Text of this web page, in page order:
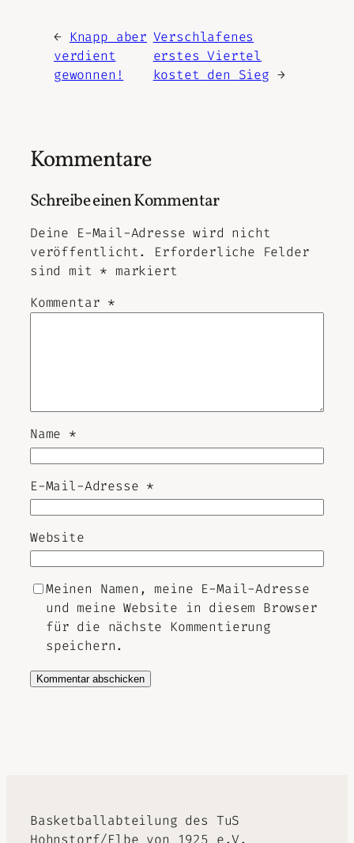
← Knapp aber
verdient
gewonnen!
Verschlafenes
erstes Viertel
kostet den Sieg →
Kommentare
Schreibe einen Kommentar
Deine E-Mail-Adresse wird nicht
veröffentlicht.
Erforderliche Felder
sind mit * markiert
Kommentar *
Name *
E-Mail-Adresse *
Website
Meinen Namen, meine E-Mail-Adresse
und meine Website in diesem Browser
für die nächste Kommentierung
speichern.
Basketballabteilung des TuS
Hohnstorf/Elbe von 1925 e.V.